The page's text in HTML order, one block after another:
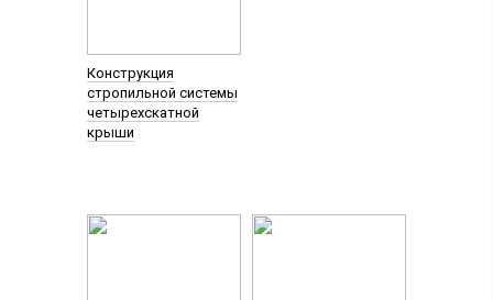
Конструкция
стропильной системы
четырехскатной
крыши